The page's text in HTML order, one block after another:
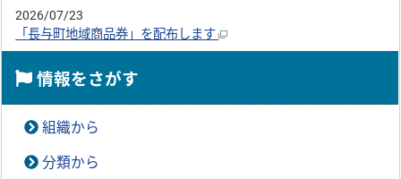
2026/07/23
「長与町地域商品券」を配布します
情報をさがす
組織から
分類から